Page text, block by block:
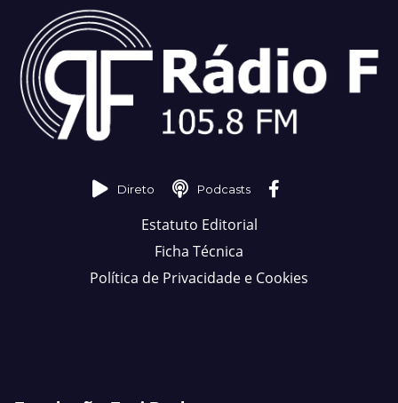
Direto Podcasts
Estatuto Editorial
Ficha Técnica
Política de Privacidade e Cookies